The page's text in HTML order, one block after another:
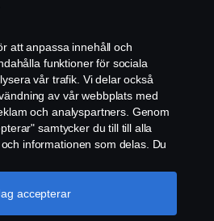
att anpassa innehåll och
funktioner för sociala
vår trafik. Vi delar också
av vår webbplats med
och analyspartners. Genom
samtycker du till till alla
informationen som delas. Du
välja de kategorier du vill
detaljerad förklaring av hur vi
accepterar